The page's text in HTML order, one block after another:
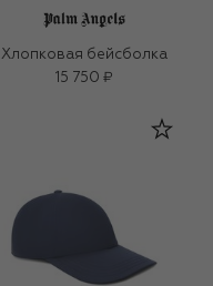
Хлопковая бейсболка
15 750 ₽